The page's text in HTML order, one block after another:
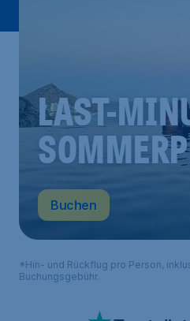
LAST-
Buchen
*Hin- und Rückflug pro Person,
Buchungsgebühr.